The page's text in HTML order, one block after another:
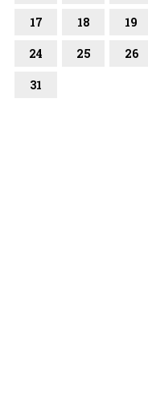
17 18 19
24 25 26
31